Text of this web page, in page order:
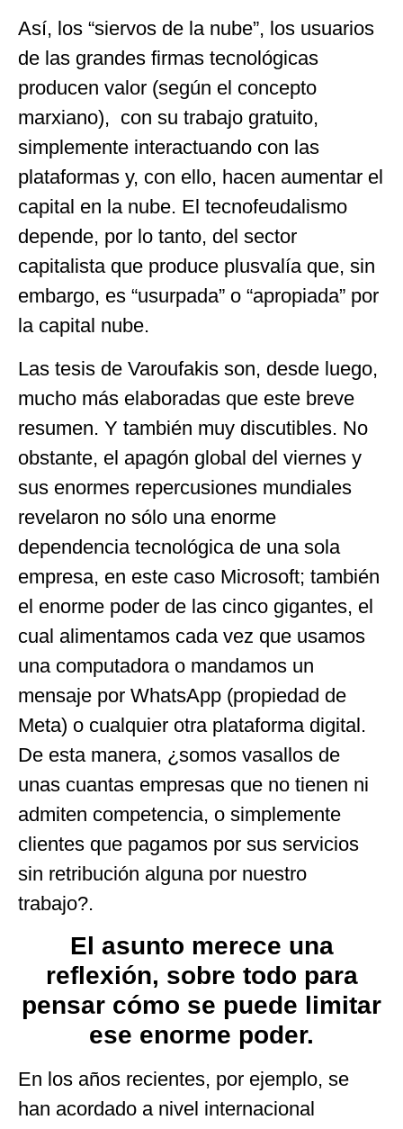
Así, los “siervos de la nube”, los usuarios
de las grandes firmas tecnológicas
producen valor (según el concepto
marxiano), con su trabajo gratuito,
simplemente interactuando con las
plataformas y, con ello, hacen aumentar el
capital en la nube. El tecnofeudalismo
depende, por lo tanto, del sector
capitalista que produce plusvalía que, sin
embargo, es “usurpada” o “apropiada” por
la capital nube.
Las tesis de Varoufakis son, desde luego,
mucho más elaboradas que este breve
resumen. Y también muy discutibles. No
obstante, el apagón global del viernes y
sus enormes repercusiones mundiales
revelaron no sólo una enorme
dependencia tecnológica de una sola
empresa, en este caso Microsoft; también
el enorme poder de las cinco gigantes, el
cual alimentamos cada vez que usamos
una computadora o mandamos un
mensaje por WhatsApp (propiedad de
Meta) o cualquier otra plataforma digital.
De esta manera, ¿somos vasallos de
unas cuantas empresas que no tienen ni
admiten competencia, o simplemente
clientes que pagamos por sus servicios
sin retribución alguna por nuestro
trabajo?.
El asunto merece una
reflexión, sobre todo para
pensar cómo se puede limitar
ese enorme poder.
En los años recientes, por ejemplo, se
han acordado a nivel internacional